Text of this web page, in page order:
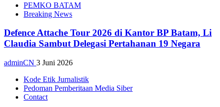
PEMKO BATAM
Breaking News
Defence Attache Tour 2026 di Kantor BP Batam, Li
Claudia Sambut Delegasi Pertahanan 19 Negara
adminCN 3 Juni 2026
Kode Etik Jurnalistik
Pedoman Pemberitaan Media Siber
Contact